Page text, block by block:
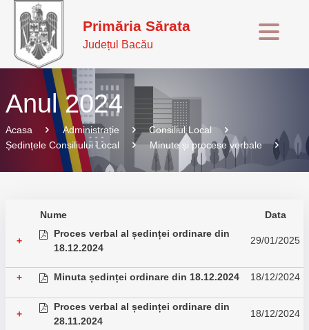
Primăria Sărata
Județul Bacău
Anul 2024
Acasa Administrație
Consiliul Local
Ședințele Consiliului Local
Minute și procese verbale
Nume Data
+
Proces verbal al ședinței ordinare din
18.12.2024
29/01/2025
+ Minuta ședinței ordinare din 18.12.2024 18/12/2024
+
Proces verbal al ședinței ordinare din
28.11.2024
18/12/2024